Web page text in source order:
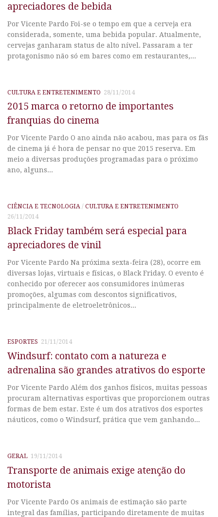
apreciadores de bebida
Por Vicente Pardo Foi-se o tempo em que a cerveja era
considerada, somente, uma bebida popular. Atualmente,
cervejas ganharam status de alto nível. Passaram a ter
protagonismo não só em bares como em restaurantes,...
CULTURA E ENTRETENIMENTO 28/11/2014
2015 marca o retorno de importantes
franquias do cinema
Por Vicente Pardo O ano ainda não acabou, mas para os fãs
de cinema já é hora de pensar no que 2015 reserva. Em
meio a diversas produções programadas para o próximo
ano, alguns...
CIÊNCIA E TECNOLOGIA / CULTURA E ENTRETENIMENTO
26/11/2014
Black Friday também será especial para
apreciadores de vinil
Por Vicente Pardo Na próxima sexta-feira (28), ocorre em
diversas lojas, virtuais e físicas, o Black Friday. O evento é
conhecido por oferecer aos consumidores inúmeras
promoções, algumas com descontos significativos,
principalmente de eletroeletrônicos...
ESPORTES 21/11/2014
Windsurf: contato com a natureza e
adrenalina são grandes atrativos do esporte
Por Vicente Pardo Além dos ganhos físicos, muitas pessoas
procuram alternativas esportivas que proporcionem outras
formas de bem estar. Este é um dos atrativos dos esportes
náuticos, como o Windsurf, prática que vem ganhando...
GERAL 19/11/2014
Transporte de animais exige atenção do
motorista
Por Vicente Pardo Os animais de estimação são parte
integral das famílias, participando diretamente de muitas